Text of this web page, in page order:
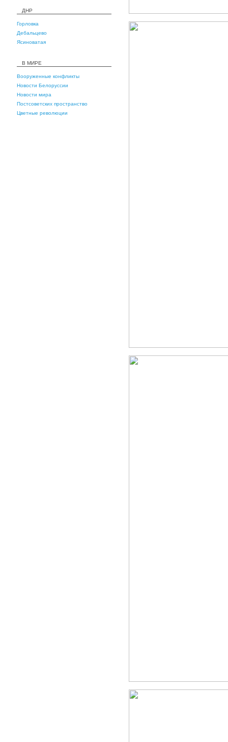
ДНР
Горловка
Дебальцево
Ясиноватая
В МИРЕ
Вооруженные конфликты
Новости Белоруссии
Новости мира
Постсоветских пространство
Цветные революции